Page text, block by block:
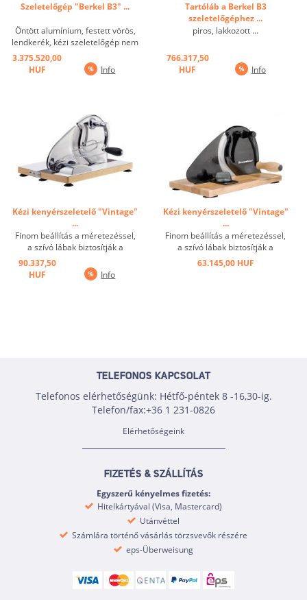
Szeletelőgép "Berkel B3" ...
Öntött alumínium, festett vörös,
lendkerék, kézi szeletelőgép nem
melegszik túl az alacsony penge
fordulat sebesség miatt, ha a
zsíros terméket kell vágni. A kés
3.375.520,00
HUF
Info
Tartóláb a Berkel B3
szeletelőgéphez ...
piros, lakkozott ...
766.317,50
HUF
Info
Kézi kenyérszeletelő "Vintage"
...
Finom beállítás a méretezéssel,
a szívó lábak biztosítják a
biztonságos állást, az alaplemez
összecsukható a helytakarékos
tárolás érdekében, a morzsa
90.337,50
HUF
Info
Kézi kenyérszeletelő "Vintage"
...
Finom beállítás a méretezéssel,
a szívó lábak biztosítják a
biztonságos állást, az alaplemez
összecsukható a helytakarékos
63.145,00 HUF
TELEFONOS KAPCSOLAT
Telefonos elérhetőségünk: Hétfő-péntek 8 -16,30-ig.
Telefon/fax:+36 1 231-0826
Elérhetőségeink
FIZETÉS & SZÁLLÍTÁS
Egyszerű kényelmes fizetés:
Hitelkártyával (Visa, Mastercard)
Utánvéttel
Számlára történő vásárlás törzsvevők részére
eps-Überweisung